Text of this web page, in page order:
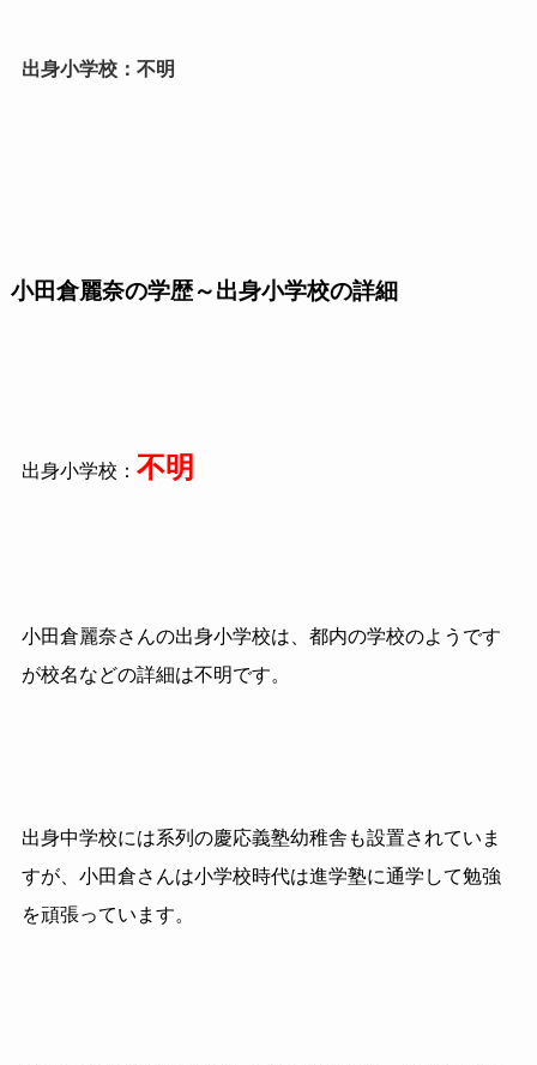
出身小学校：不明
小田倉麗奈の学歴～出身小学校の詳細
出身小学校： 不明
小田倉麗奈さんの出身小学校は、都内の学校のようです
が校名などの詳細は不明です。
出身中学校には系列の慶応義塾幼稚舎も設置されていま
すが、小田倉さんは小学校時代は進学塾に通学して勉強
を頑張っています。